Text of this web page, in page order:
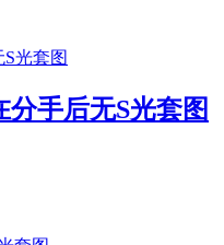
手后无S光套图